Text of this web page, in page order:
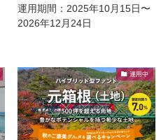
運用期間：2025年10月15日〜
2026年12月24日
運用中